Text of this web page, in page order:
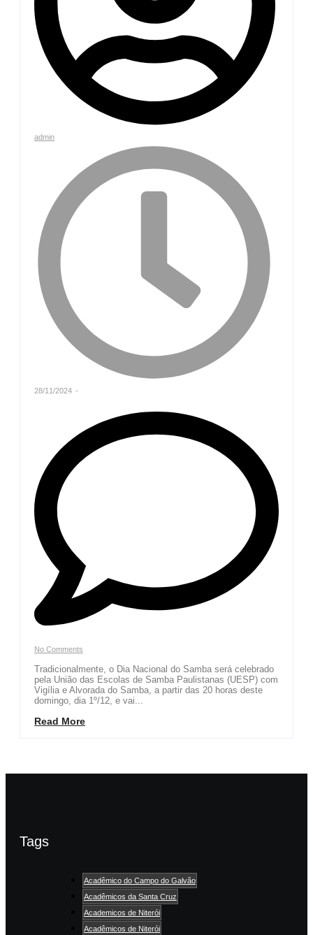
admin
28/11/2024 -
No Comments
Tradicionalmente, o Dia Nacional do Samba será celebrado
pela União das Escolas de Samba Paulistanas (UESP) com
Vigília e Alvorada do Samba, a partir das 20 horas deste
domingo, dia 1º/12, e vai...
Read More
Tags
Acadêmico do Campo do Galvão
Acadêmicos da Santa Cruz
Academicos de Niterói
Acadêmicos de Niterói